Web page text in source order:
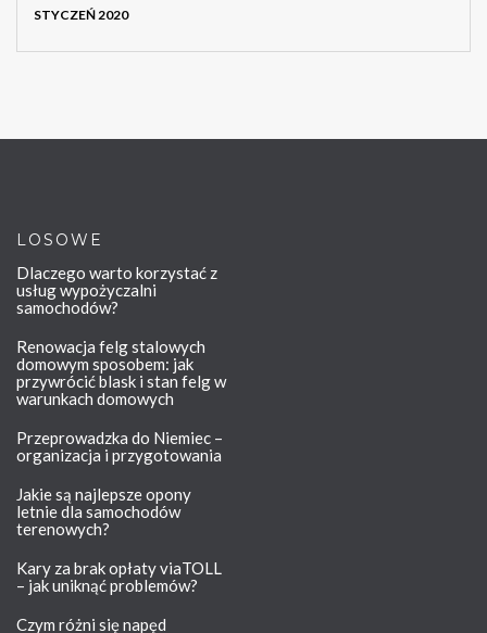
STYCZEŃ 2020
LOSOWE
Dlaczego warto korzystać z
usług wypożyczalni
samochodów?
Renowacja felg stalowych
domowym sposobem: jak
przywrócić blask i stan felg w
warunkach domowych
Przeprowadzka do Niemiec –
organizacja i przygotowania
Jakie są najlepsze opony
letnie dla samochodów
terenowych?
Kary za brak opłaty viaTOLL
– jak uniknąć problemów?
Czym różni się napęd